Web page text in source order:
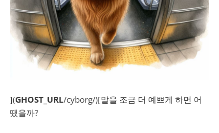
](GHOST_URL/cyborg/)[말을 조금 더 예쁘게 하면 어
땠을까?